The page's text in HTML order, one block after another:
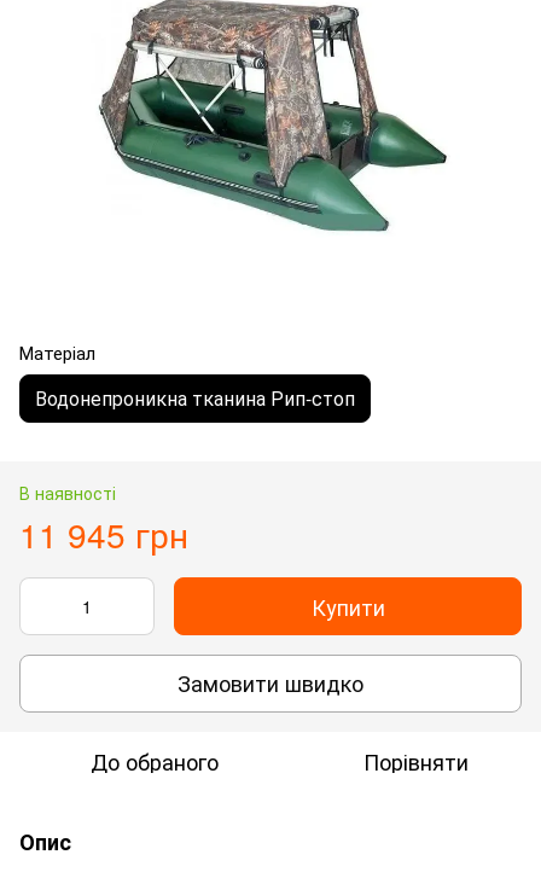
Матеріал
Водонепроникна тканина Рип-стоп
В наявності
11 945 грн
Купити
Замовити швидко
До обраного Порівняти
Опис